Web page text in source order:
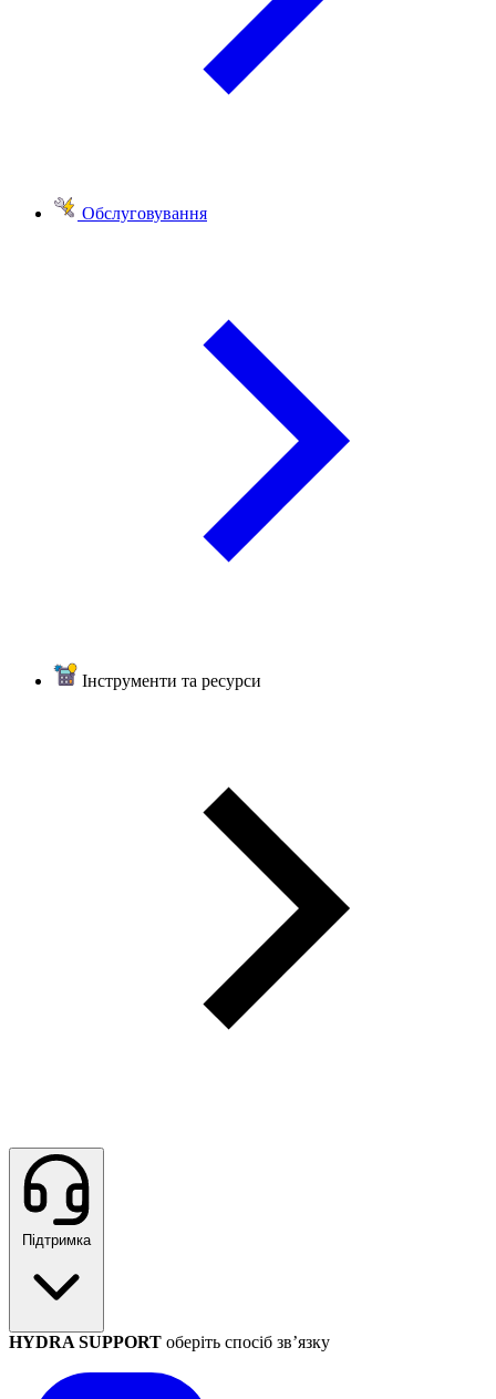
Обслуговування
Інструменти та ресурси
Підтримка
HYDRA SUPPORT оберіть спосіб зв’язку